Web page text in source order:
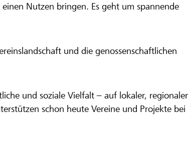
Nutzen bringen. Es geht um spannende
und die genossenschaftlichen
und soziale Vielfalt – auf lokaler, regionaler
schon heute Vereine und Projekte bei